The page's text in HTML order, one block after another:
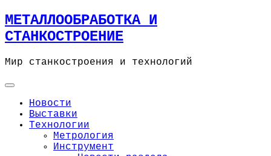
Skip
to
content
МЕТАЛЛООБРАБОТКА И
СТАНКОСТРОЕНИЕ
Мир станкостроения и технологий
Новости
Выставки
Технологии
Метрология
Инструмент